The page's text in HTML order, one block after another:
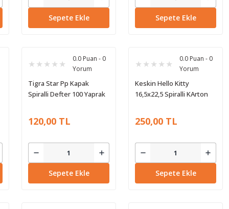
Sepete Ekle Sepete Ekle
0.0 Puan - 0
Yorum
Tigra Star Pp Kapak
Spiralli Defter 100 Yaprak
120,00 TL
Sepete Ekle
0.0 Puan - 0
Yorum
Keskin Hello Kitty
16,5x22,5 Spiralli KArton
250,00 TL
Sepete Ekle